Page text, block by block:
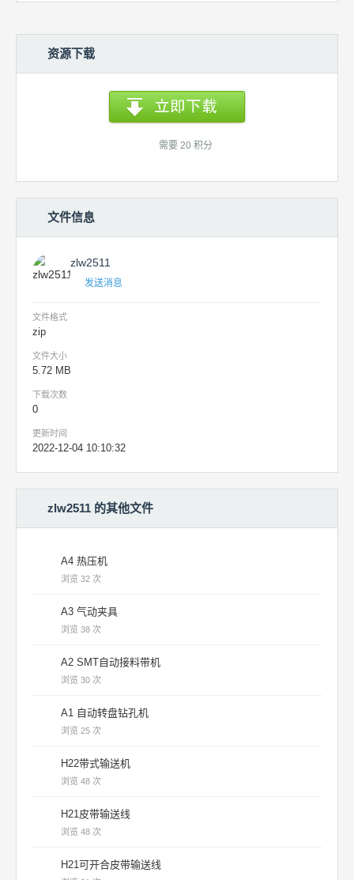
资源下载
需要 20 积分
文件信息
zlw2511
发送消息
文件格式
zip
文件大小
5.72 MB
下载次数
0
更新时间
2022-12-04 10:10:32
zlw2511 的其他文件
A4 热压机
浏览 32 次
A3 气动夹具
浏览 38 次
A2 SMT自动接料带机
浏览 30 次
A1 自动转盘钻孔机
浏览 25 次
H22带式输送机
浏览 48 次
H21皮带输送线
浏览 48 次
H21可开合皮带输送线